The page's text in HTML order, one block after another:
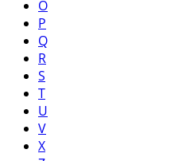
O
P
Q
R
S
T
U
V
X